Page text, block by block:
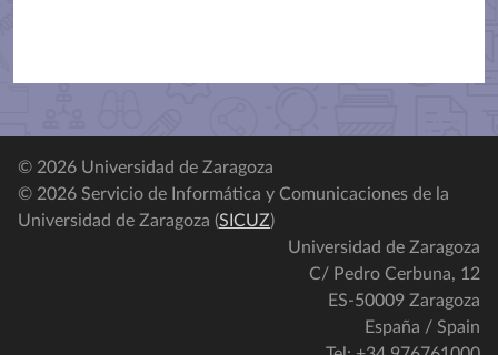
© 2026 Universidad de Zaragoza
© 2026 Servicio de Informática y Comunicaciones de la
Universidad de Zaragoza (SICUZ)
Universidad de Zaragoza
C/ Pedro Cerbuna, 12
ES-50009 Zaragoza
España / Spain